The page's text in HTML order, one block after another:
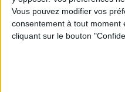
Vous pouvez modifier vos
consentement à tout moment
cliquant sur le bouton
L’accès à l’offre est
d’exercice simultané
médecine libérale.